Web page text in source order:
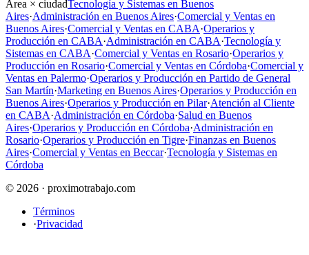
Área × ciudadTecnología y Sistemas en Buenos
Aires·Administración en Buenos Aires·Comercial y Ventas en
Buenos Aires·Comercial y Ventas en CABA·Operarios y
Producción en CABA·Administración en CABA·Tecnología y
Sistemas en CABA·Comercial y Ventas en Rosario·Operarios y
Producción en Rosario·Comercial y Ventas en Córdoba·Comercial y
Ventas en Palermo·Operarios y Producción en Partido de General
San Martín·Marketing en Buenos Aires·Operarios y Producción en
Buenos Aires·Operarios y Producción en Pilar·Atención al Cliente
en CABA·Administración en Córdoba·Salud en Buenos
Aires·Operarios y Producción en Córdoba·Administración en
Rosario·Operarios y Producción en Tigre·Finanzas en Buenos
Aires·Comercial y Ventas en Beccar·Tecnología y Sistemas en
Córdoba
© 2026 · proximotrabajo.com
Términos
·Privacidad